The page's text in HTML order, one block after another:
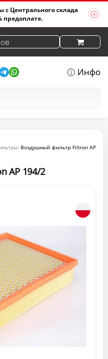
Центрального склада
предоплате.
Инфо
Воздушный фильтр Filtron AP
AP 194/2